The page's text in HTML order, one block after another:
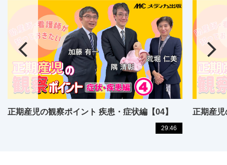
正期産児の観察ポイント 疾患・症状編【04】
29:46
正期産